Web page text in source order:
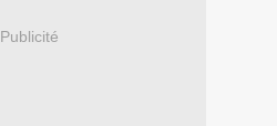
Publicité